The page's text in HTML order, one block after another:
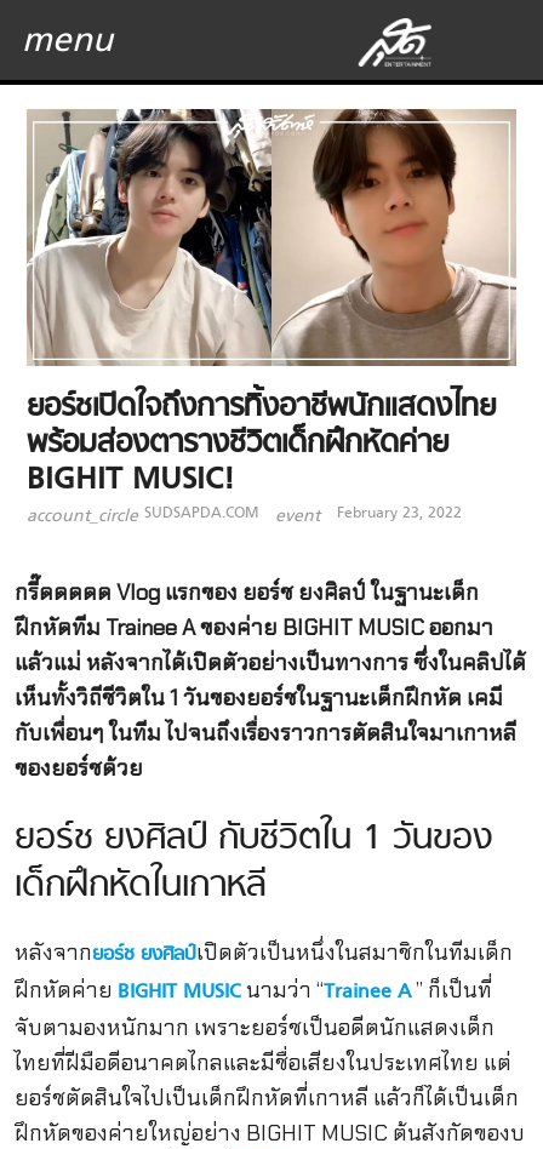
menu
ยอร์ชเปิดใจถึงการทิ้งอาชีพนักแสดงไทย
พร้อมส่องตารางชีวิตเด็กฝึกหัดค่าย
BIGHIT MUSIC!
account_circle SUDSAPDA.COM event February 23, 2022
กรี๊ดดดดด Vlog แรกของ ยอร์ช ยงศิลป์ ในฐานะเด็ก
ฝึกหัดทีม Trainee A ของค่าย BIGHIT MUSIC ออกมา
แล้วแม่ หลังจากได้เปิดตัวอย่างเป็นทางการ ซึ่งในคลิปได้
เห็นทั้งวิถีชีวิตใน 1 วันของยอร์ชในฐานะเด็กฝึกหัด เคมี
กับเพื่อนๆ ในทีม ไปจนถึงเรื่องราวการตัดสินใจมาเกาหลี
ของยอร์ชด้วย
ยอร์ช ยงศิลป์ กับชีวิตใน 1 วันของ
เด็กฝึกหัดในเกาหลี
หลังจากยอร์ช ยงศิลป์เปิดตัวเป็นหนึ่งในสมาชิกในทีมเด็ก
ฝึกหัดค่าย BIGHIT MUSICนามว่า “Trainee A” ก็เป็นที่
จับตามองหนักมาก เพราะยอร์ชเป็นอดีตนักแสดงเด็ก
ไทยที่ฝีมือดีอนาคตไกลและมีชื่อเสียงในประเทศไทย แต่
ยอร์ชตัดสินใจไปเป็นเด็กฝึกหัดที่เกาหลี แล้วก็ได้เป็นเด็ก
ฝึกหัดของค่ายใหญ่อย่าง BIGHIT MUSIC ต้นสังกัดของบ